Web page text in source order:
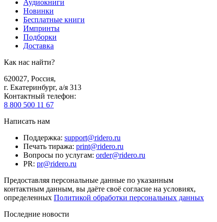
Аудиокниги
Новинки
Бесплатные книги
Импринты
Подборки
Доставка
Как нас найти?
620027, Россия,
г. Екатеринбург, а/я 313
Контактный телефон:
8 800 500 11 67
Написать нам
Поддержка: support@ridero.ru
Печать тиража: print@ridero.ru
Вопросы по услугам: order@ridero.ru
PR: pr@ridero.ru
Предоставляя персональные данные по указанным
контактным данным, вы даёте своё согласие на условиях,
определенных Политикой обработки персональных данных
Последние новости